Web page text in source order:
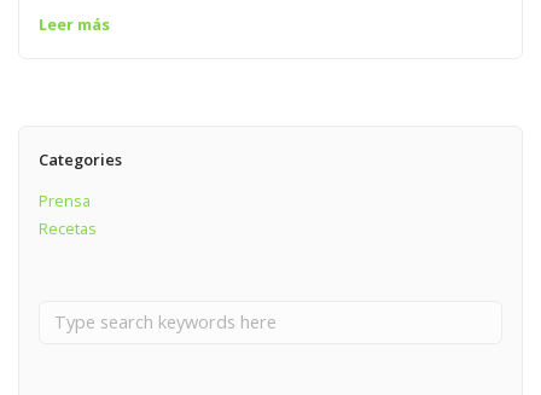
Leer más
Categories
Prensa
Recetas